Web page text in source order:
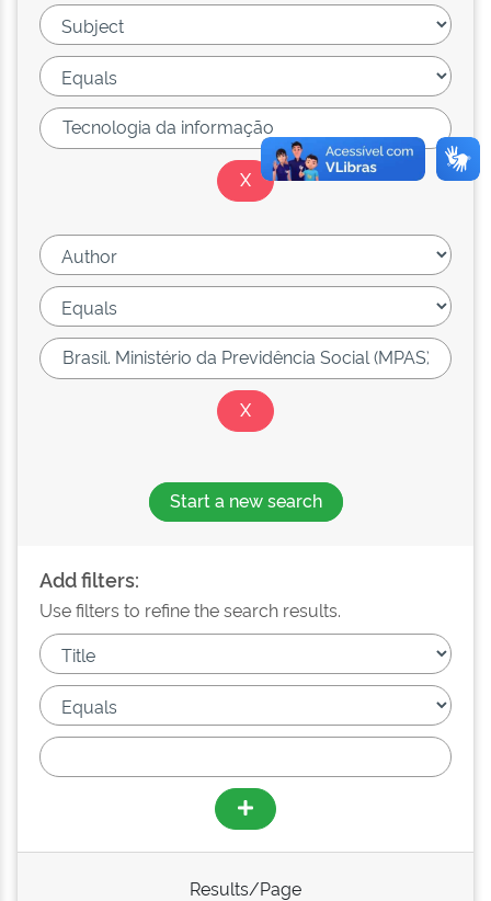
Start a new search
Add filters:
Use filters to refine the search results.
Results/Page